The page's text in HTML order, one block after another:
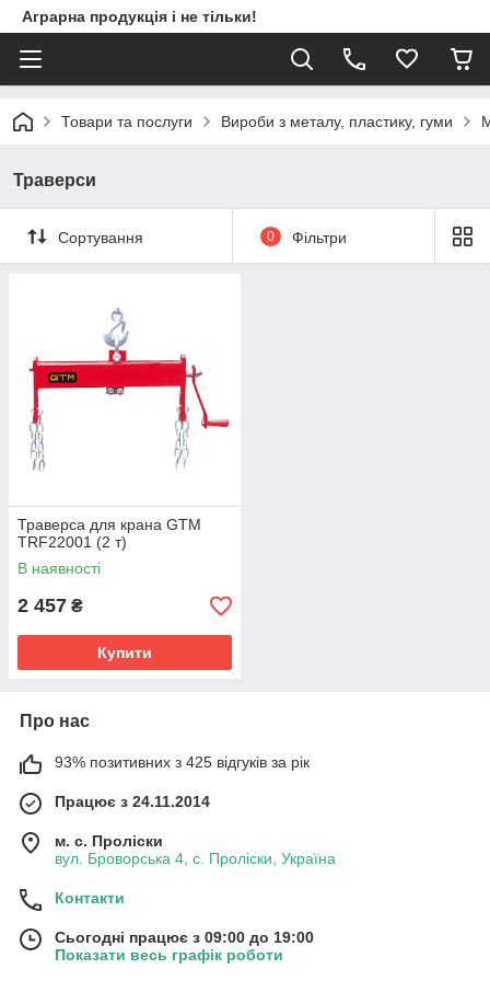
Аграрна продукція і не тільки!
Товари та послуги Вироби з металу, пластику, гуми
Траверси
Сортування 0 Фільтри
Траверса для крана GTM
TRF22001 (2 т)
В наявності
2 457 ₴
Купити
Про нас
93% позитивних з 425 відгуків за рік
Працює з 24.11.2014
м. с. Проліски
вул. Броворська 4, с. Проліски, Україна
Контакти
Сьогодні працює з 09:00 до 19:00
Показати весь графік роботи